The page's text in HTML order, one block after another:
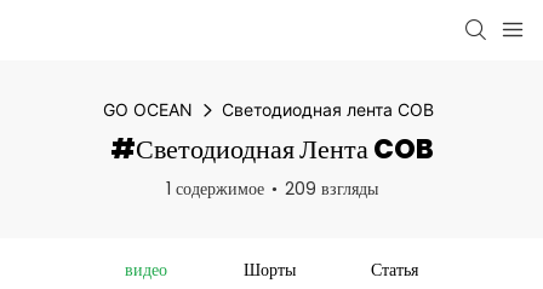
GO OCEAN Светодиодная лента COB
#Светодиодная Лента COB
1 содержимое 209 взгляды
видео Шорты Статья